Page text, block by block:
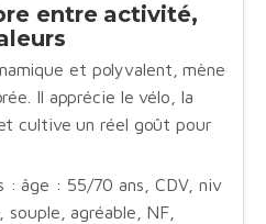
entre activité,
et polyvalent, mène
Il apprécie le vélo, la
cultive un réel goût pour
: âge : 55/70 ans, CDV, niv
agréable, NF,